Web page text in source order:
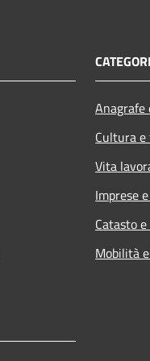
Cultura
Vita
Imprese
Catasto
Mobilità